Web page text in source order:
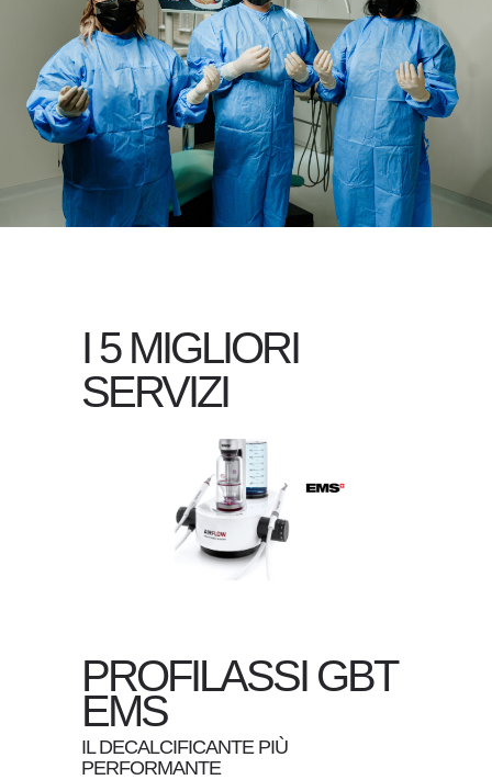
PROFILASSI GBT
EMS
IL DECALCIFICANTE PIÙ
PERFORMANTE
I 5 MIGLIORI
SERVIZI